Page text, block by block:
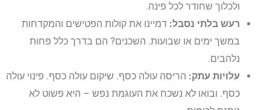
ולכלוך שחודר לכל פינה.
רעש בלתי נסבל: דמיינו את קולות הפטישים והמקדחות
במשך ימים או שבועות. השכנים? הם בדרך כלל פחות
נלהבים.
עלויות עתק: הריסה עולה כסף. שיקום עולה כסף. פינוי עולה
כסף. ובואו לא נשכח את העוגמת נפש – היא פשוט לא